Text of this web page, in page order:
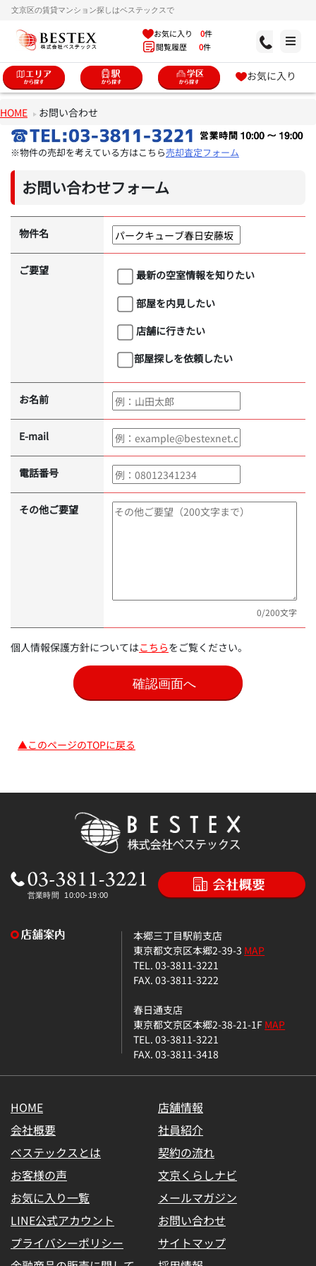
文京区の賃貸マンション探しはベステックスで
お気に入り 0件
閲覧履歴 0件
お気に入り
HOME お問い合わせ
※物件の売却を考えている方はこちら売却査定フォーム
お問い合わせフォーム
物件名
ご要望
最新の空室情報を知りたい
部屋を内見したい
店舗に行きたい
部屋探しを依頼したい
お名前
E-mail
電話番号
その他ご要望
0/200文字
個人情報保護方針についてはこちらをご覧ください。
▲このページのTOPに戻る
本郷三丁目駅前支店
東京都文京区本郷2-39-3 MAP
TEL. 03-3811-3221
FAX. 03-3811-3222
春日通支店
東京都文京区本郷2-38-21-1FMAP
TEL. 03-3811-3221
FAX. 03-3811-3418
HOME
店舗情報
会社概要
社員紹介
ベステックスとは
契約の流れ
お客様の声
文京くらしナビ
お気に入り一覧
メールマガジン
LINE公式アカウント
お問い合わせ
プライバシーポリシー
サイトマップ